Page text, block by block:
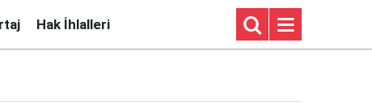
Hak İhlalleri